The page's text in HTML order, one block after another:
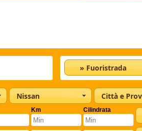
» Fuoristrada
Nissan Città e
Km Cilindrata